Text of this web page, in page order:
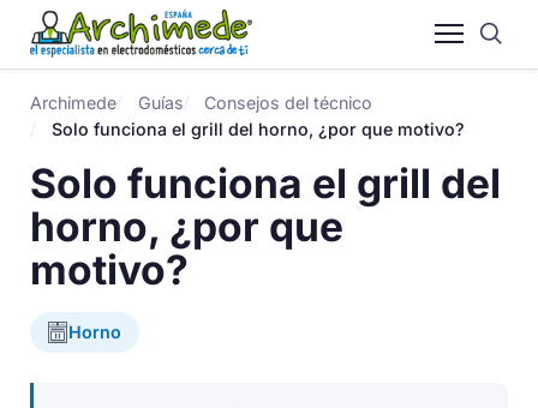
Archimede Guías
Consejos del técnico
Solo funciona el grill del horno, ¿por que motivo?
Solo funciona el grill del
horno, ¿por que
motivo?
Horno